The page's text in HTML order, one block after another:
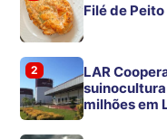
Filé de
2
LAR
milhões em